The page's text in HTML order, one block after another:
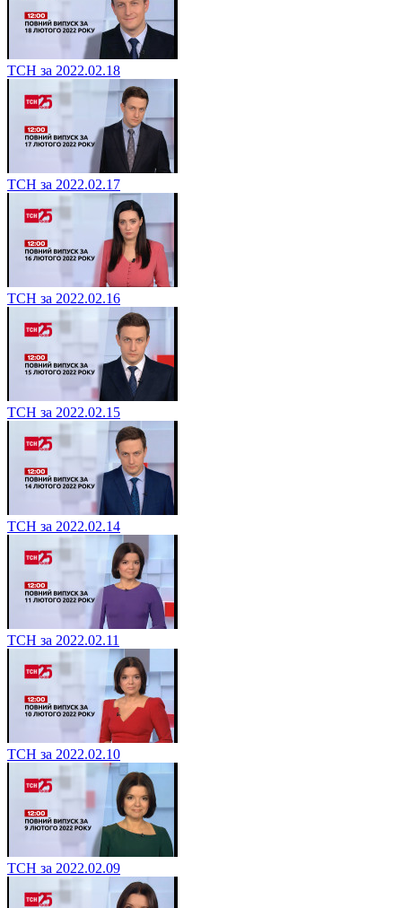
ТСН за 2022.02.18
ТСН за 2022.02.17
ТСН за 2022.02.16
ТСН за 2022.02.15
ТСН за 2022.02.14
ТСН за 2022.02.11
ТСН за 2022.02.10
ТСН за 2022.02.09